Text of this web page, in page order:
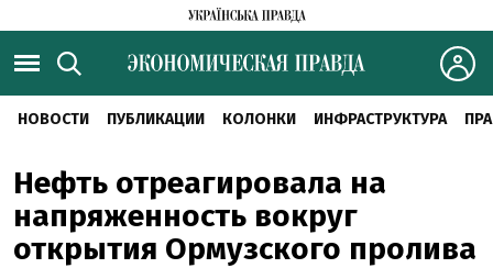
НОВОСТИ ПУБЛИКАЦИИ КОЛОНКИ ИНФРАСТРУКТУРА
Нефть отреагировала на
напряженность вокруг
открытия Ормузского пролива